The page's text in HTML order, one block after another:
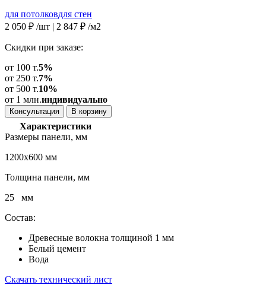
для потолковдля стен
2 050 ₽ /шт | 2 847 ₽ /м2
Скидки при заказе:
от 100 т.5%
от 250 т.7%
от 500 т.10%
от 1 млн.индивидуально
Консультация В корзину
Характеристики
Размеры панели, мм
1200х600 мм
Толщина панели, мм
25 мм
Состав:
Древесные волокна толщиной 1 мм
Белый цемент
Вода
Скачать технический лист